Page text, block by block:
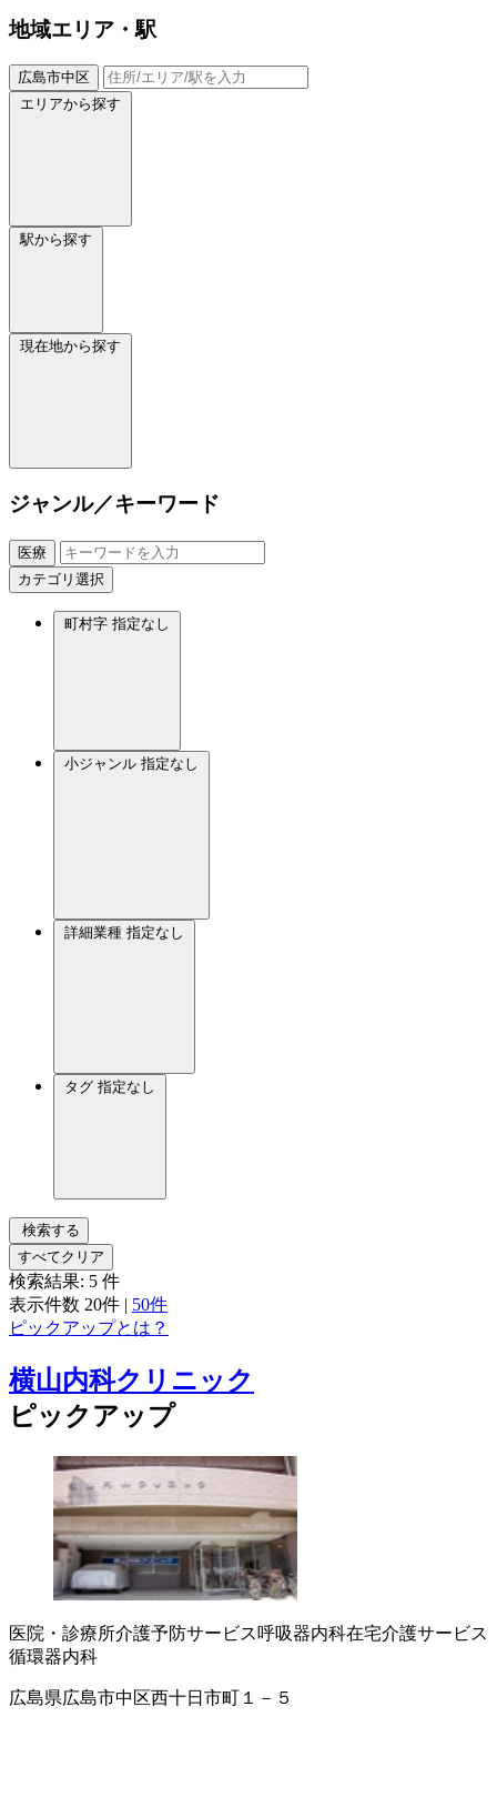
地域エリア・駅
広島市中区
エリアから探す
駅から探す
現在地から探す
ジャンル／キーワード
医療
カテゴリ選択
町村字 指定なし
小ジャンル 指定なし
詳細業種 指定なし
タグ 指定なし
検索する
すべてクリア
検索結果: 5 件
表示件数 20件 | 50件
ピックアップとは？
横山内科クリニック
ピックアップ
医院・診療所介護予防サービス呼吸器内科在宅介護サービス
循環器内科
広島県広島市中区西十日市町１－５